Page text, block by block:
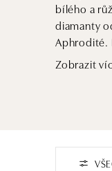
bílého a
diamanty
Aphrodité.
jako bohyně.
Zobrazit víc